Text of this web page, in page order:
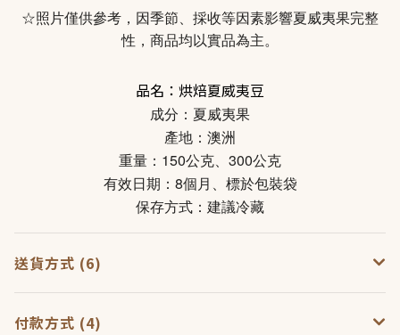
☆照片僅供參考，因季節、採收等因素影響夏威夷果完整
性，商品均以實品為主。
品名：烘焙夏威夷豆
成分： 夏威夷果
產地：澳洲
重量：150公克、300公克
有效日期：8個月、標於包裝袋
保存方式：建議冷藏
送貨方式 (6)
付款方式 (4)